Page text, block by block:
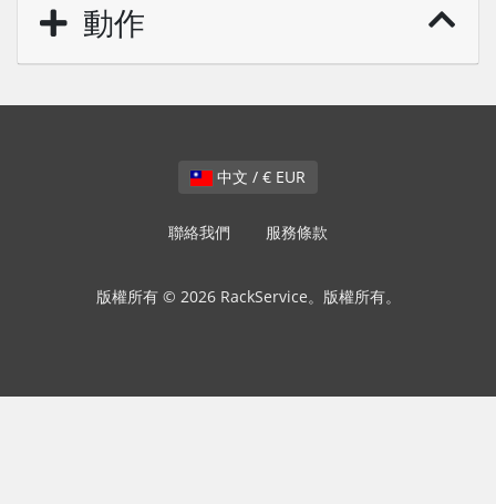
動作
中文 / € EUR
聯絡我們 服務條款
版權所有 © 2026 RackService。版權所有。